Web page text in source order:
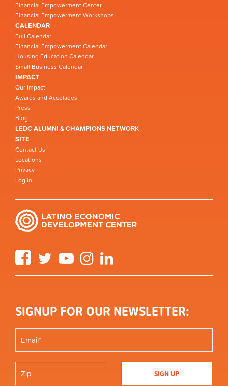
Financial Empowerment Center
Financial Empowerment Workshops
CALENDAR
Full Calendar
Financial Empowerment Calendar
Housing Education Calendar
Small Business Calendar
IMPACT
Our Impact
Awards and Accolades
Press
Blog
LEDC ALUMNI & CHAMPIONS NETWORK
SITE
Contact Us
Locations
Privacy
Log in
FacebookTwitter YouTube Instagram
SIGNUP FOR OUR NEWSLETTER: